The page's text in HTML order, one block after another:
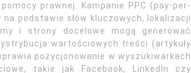
prawnej. Kampanie PPC (pay-per-
podstawie słów kluczowych, lokalizacji
i strony docelowe mogą generować
wartościowych treści (artykuły
pozycjonowanie w wyszukiwarkach
takie jak Facebook, LinkedIn czy